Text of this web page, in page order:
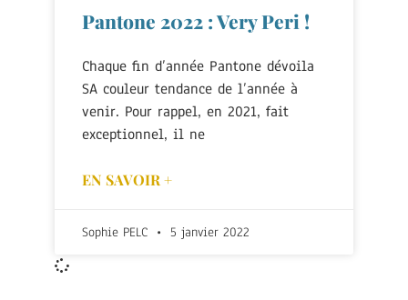
Pantone 2022 : Very Peri !
Chaque fin d’année Pantone dévoila
SA couleur tendance de l’année à
venir. Pour rappel, en 2021, fait
exceptionnel, il ne
EN SAVOIR +
Sophie PELC 5 janvier 2022